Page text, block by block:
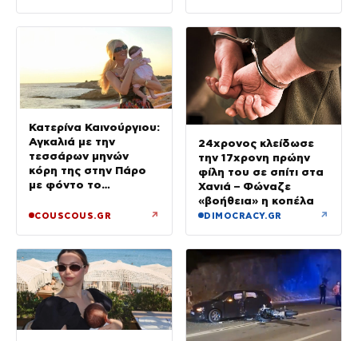
Κατερίνα Καινούργιου:
Αγκαλιά με την
τεσσάρων μηνών
κόρη της στην Πάρο
με φόντο το
COUSCOUS.GR ↗
24χρονος κλείδωσε
την 17χρονη πρώην
φίλη του σε σπίτι στα
Χανιά – Φώναζε
«βοήθεια» η κοπέλα
DIMOCRACY.GR ↗